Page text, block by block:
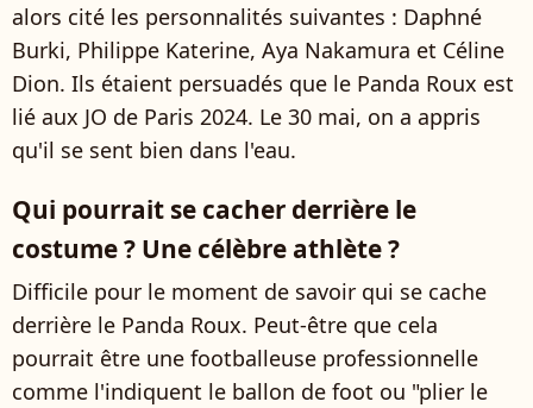
alors cité les personnalités suivantes : Daphné
Burki, Philippe Katerine, Aya Nakamura et Céline
Dion. Ils étaient persuadés que le Panda Roux est
lié aux JO de Paris 2024. Le 30 mai, on a appris
qu'il se sent bien dans l'eau.
Qui pourrait se cacher derrière le
costume ? Une célèbre athlète ?
Difficile pour le moment de savoir qui se cache
derrière le Panda Roux. Peut-être que cela
pourrait être une footballeuse professionnelle
comme l'indiquent le ballon de foot ou "plier le